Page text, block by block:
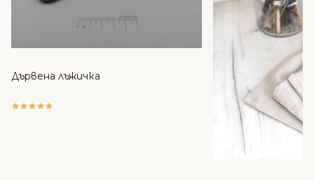
Дървена лъжичка